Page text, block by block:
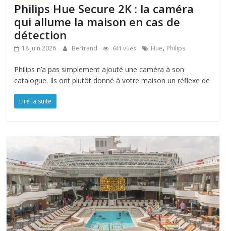
Philips Hue Secure 2K : la caméra
qui allume la maison en cas de
détection
18 juin 2026 Bertrand 641 vues Hue, Philips
Philips n’a pas simplement ajouté une caméra à son
catalogue. Ils ont plutôt donné à votre maison un réflexe de
Lire la suite